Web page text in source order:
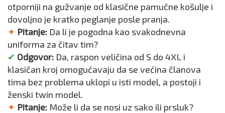
otporniji na gužvanje od klasične pamučne košulje i
dovoljno je kratko peglanje posle pranja.
✦ Pitanje: Da li je pogodna kao svakodnevna
uniforma za čitav tim?
✔ Odgovor: Da, raspon veličina od S do 4XL i
klasičan kroj omogućavaju da se većina članova
tima bez problema uklopi u isti model, a postoji i
ženski twin model.
✦ Pitanje: Može li da se nosi uz sako ili prsluk?